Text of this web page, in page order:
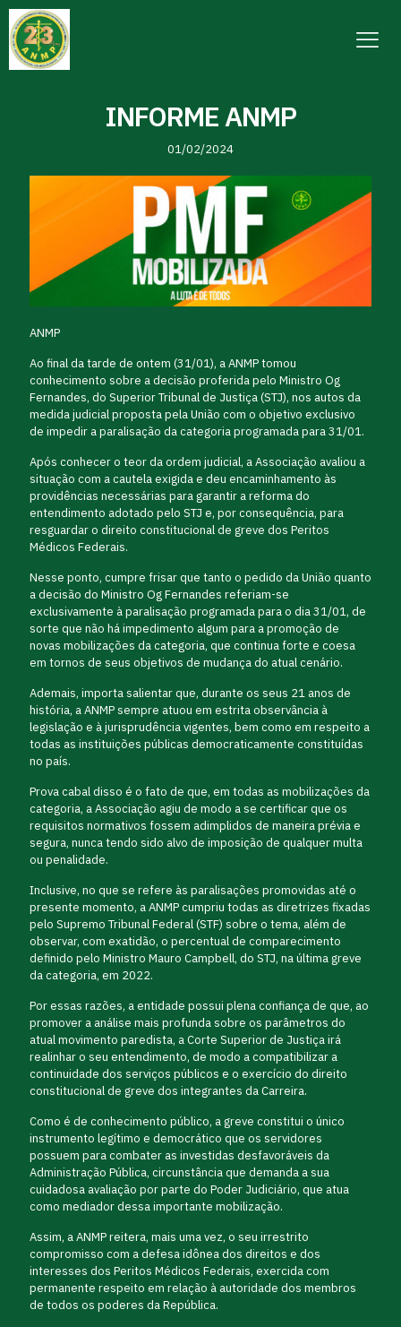
INFORME ANMP
01/02/2024
ANMP
Ao final da tarde de ontem (31/01), a ANMP tomou
conhecimento sobre a decisão proferida pelo Ministro Og
Fernandes, do Superior Tribunal de Justiça (STJ), nos autos da
medida judicial proposta pela União com o objetivo exclusivo
de impedir a paralisação da categoria programada para 31/01.
Após conhecer o teor da ordem judicial, a Associação avaliou a
situação com a cautela exigida e deu encaminhamento às
providências necessárias para garantir a reforma do
entendimento adotado pelo STJ e, por consequência, para
resguardar o direito constitucional de greve dos Peritos
Médicos Federais.
Nesse ponto, cumpre frisar que tanto o pedido da União quanto
a decisão do Ministro Og Fernandes referiam-se
exclusivamente à paralisação programada para o dia 31/01, de
sorte que não há impedimento algum para a promoção de
novas mobilizações da categoria, que continua forte e coesa
em tornos de seus objetivos de mudança do atual cenário.
Ademais, importa salientar que, durante os seus 21 anos de
história, a ANMP sempre atuou em estrita observância à
legislação e à jurisprudência vigentes, bem como em respeito a
todas as instituições públicas democraticamente constituídas
no país.
Prova cabal disso é o fato de que, em todas as mobilizações da
categoria, a Associação agiu de modo a se certificar que os
requisitos normativos fossem adimplidos de maneira prévia e
segura, nunca tendo sido alvo de imposição de qualquer multa
ou penalidade.
Inclusive, no que se refere às paralisações promovidas até o
presente momento, a ANMP cumpriu todas as diretrizes fixadas
pelo Supremo Tribunal Federal (STF) sobre o tema, além de
observar, com exatidão, o percentual de comparecimento
definido pelo Ministro Mauro Campbell, do STJ, na última greve
da categoria, em 2022.
Por essas razões, a entidade possui plena confiança de que, ao
promover a análise mais profunda sobre os parâmetros do
atual movimento paredista, a Corte Superior de Justiça irá
realinhar o seu entendimento, de modo a compatibilizar a
continuidade dos serviços públicos e o exercício do direito
constitucional de greve dos integrantes da Carreira.
Como é de conhecimento público, a greve constitui o único
instrumento legítimo e democrático que os servidores
possuem para combater as investidas desfavoráveis da
Administração Pública, circunstância que demanda a sua
cuidadosa avaliação por parte do Poder Judiciário, que atua
como mediador dessa importante mobilização.
Assim, a ANMP reitera, mais uma vez, o seu irrestrito
compromisso com a defesa idônea dos direitos e dos
interesses dos Peritos Médicos Federais, exercida com
permanente respeito em relação à autoridade dos membros
de todos os poderes da República.